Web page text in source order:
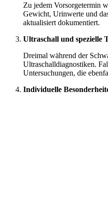
Zu jedem Vorsorgetermin
Gewicht, Urinwerte und
aktualisiert dokumentiert.
Ultraschall und spezielle
Dreimal während der
Ultraschalldiagnostiken.
Untersuchungen, die
Individuelle